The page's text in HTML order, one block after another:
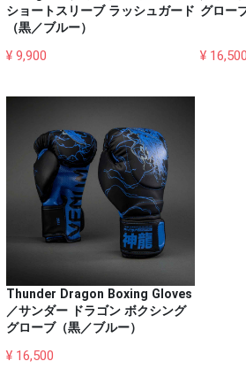
ショートスリーブ ラッシュガード
（黒／ブルー）
¥ 9,900
グロー
¥ 16,500
Thunder Dragon Boxing Gloves
／サンダー ドラゴン ボクシング
グローブ（黒／ブルー）
¥ 16,500